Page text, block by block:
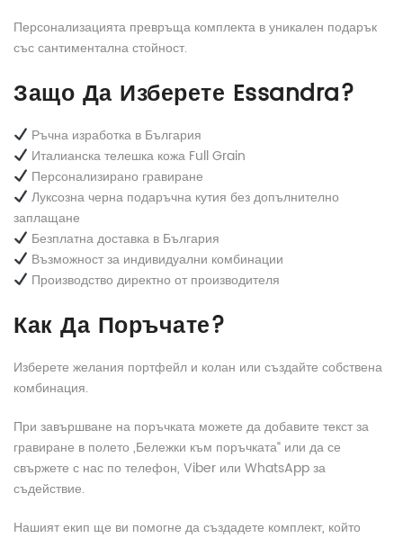
Персонализацията превръща комплекта в уникален подарък
със сантиментална стойност.
Защо Да Изберете Essandra?
Ръчна изработка в България
Италианска телешка кожа Full Grain
Персонализирано гравиране
Луксозна черна подаръчна кутия без допълнително
заплащане
Безплатна доставка в България
Възможност за индивидуални комбинации
Производство директно от производителя
Как Да Поръчате?
Изберете желания портфейл и колан или създайте собствена
комбинация.
При завършване на поръчката можете да добавите текст за
гравиране в полето „Бележки към поръчката“ или да се
свържете с нас по телефон, Viber или WhatsApp за
съдействие.
Нашият екип ще ви помогне да създадете комплект, който